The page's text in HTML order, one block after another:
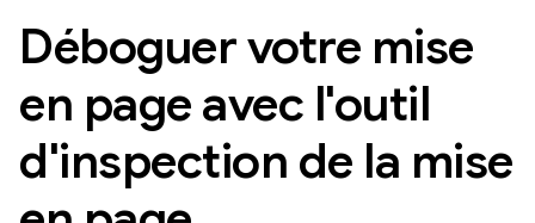
Déboguer votre mise
en page avec l'outil
d'inspection de la mise